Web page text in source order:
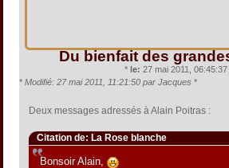
Du bienfait des
* le: 27 mai 2011, 06:45:37
* Modifié: 27 mai 2011, 11:21:50 par Jacques *
Deux messages adressés à Alain Poitras :
Citation de: La Rose blanche
Bonsoir Alain,